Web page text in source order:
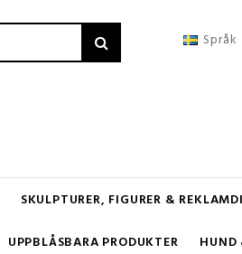
Språk
SKULPTURER, FIGURER &
UPPBLÅSBARA PRODUKTER